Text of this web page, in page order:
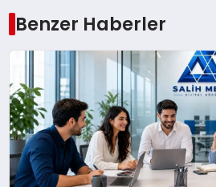
Benzer Haberler